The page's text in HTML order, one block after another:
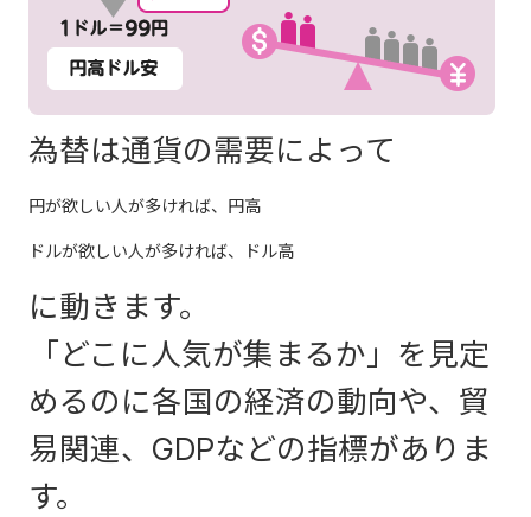
為替は通貨の需要によって
円が欲しい人が多ければ、円高
ドルが欲しい人が多ければ、ドル高
に動きます。
「どこに人気が集まるか」を見定
めるのに各国の経済の動向や、貿
易関連、GDPなどの指標がありま
す。